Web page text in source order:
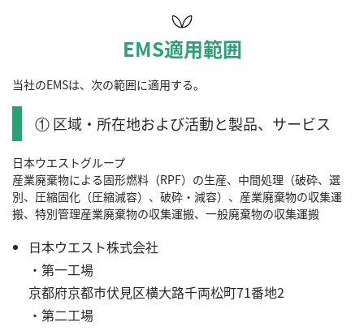
EMS適用範囲
当社のEMSは、次の範囲に適用する。
① 区域・所在地および活動と製品、サービス
日本ウエストグループ
産業廃棄物による固形燃料（RPF）の生産、中間処理（破砕、選
別、圧縮固化（圧縮減容）、破砕・減容）、産業廃棄物の収集運
搬、特別管理産業廃棄物の収集運搬、一般廃棄物の収集運搬
日本ウエスト株式会社
・第一工場
京都府京都市伏見区横大路千両松町71番地2
・第二工場